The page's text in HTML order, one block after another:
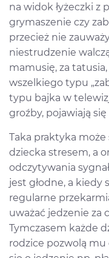
na widok łyżeczki z
grymaszenie czy
przecież nie
niestrudzenie
mamusię, za
wszelkiego typu
typu bajka w
groźby, pojawiają
Taka praktyka może
dziecka stresem, a
odczytywania
jest głodne, a kiedy
regularne
uważać jedzenie za
Tymczasem każde
rodzice pozwolą